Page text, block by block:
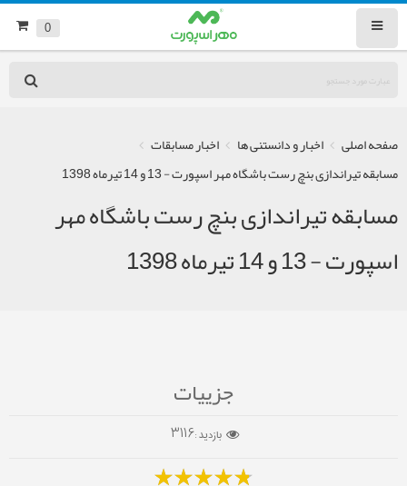
0
صفحه اصلی اخبار و دانستنی ها
اخبار مسابقات
مسابقه تیراندازی بنچ رست باشگاه مهر اسپورت - 13 و 14 تیرماه 1398
مسابقه تیراندازی بنچ رست باشگاه مهر
اسپورت - 13 و 14 تیرماه 1398
جزییات
بازدید :3116